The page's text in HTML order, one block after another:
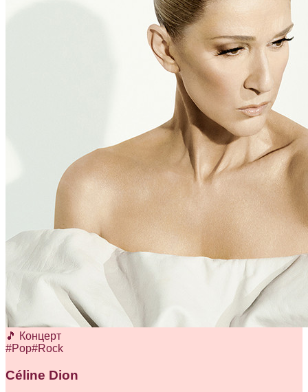
🎵 Концерт
#Pop#Rock
Céline Dion